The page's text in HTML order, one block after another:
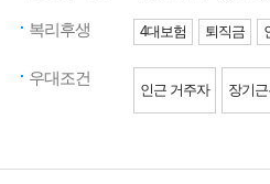
복리후생 4대보험 퇴직금
우대조건
인근 거주자 장기